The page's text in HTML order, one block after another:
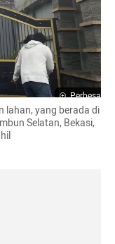
Perbesar
lahan, yang berada di
Selatan, Bekasi,